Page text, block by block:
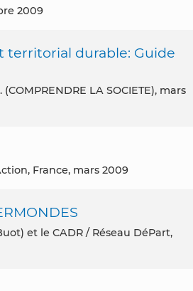
2009
territorial durable: Guide
(COMPRENDRE LA SOCIETE), mars
France, mars 2009